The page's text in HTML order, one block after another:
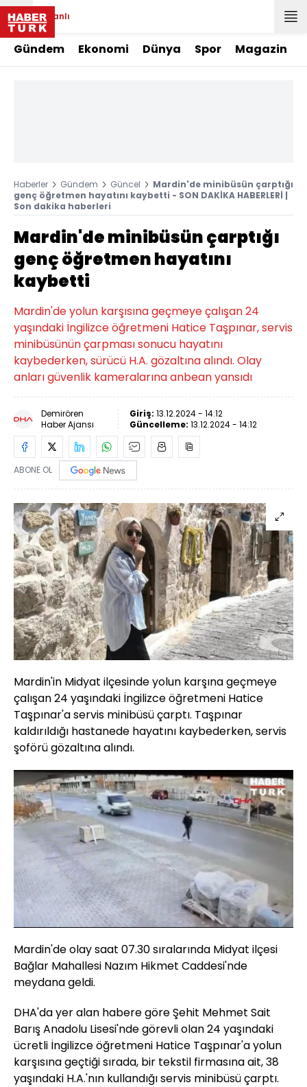
Canlı
Gündem Ekonomi Dünya Spor Magazin
Haberler Gündem Güncel
Mardin'de minibüsün çarptığı
genç öğretmen hayatını kaybetti - SON DAKİKA HABERLERİ |
Son dakika haberleri
Mardin'de minibüsün çarptığı
genç öğretmen hayatını
kaybetti
Mardin'de yolun karşısına geçmeye çalışan 24
yaşındaki İngilizce öğretmeni Hatice Taşpınar, servis
minibüsünün çarpması sonucu hayatını
kaybederken, sürücü H.A. gözaltına alındı. Olay
anları güvenlik kameralarına anbean yansıdı
Demirören
Haber Ajansı
Giriş: 13.12.2024 - 14:12
Güncelleme: 13.12.2024 - 14:12
ABONE OL
Mardin'in Midyat ilçesinde yolun karşına geçmeye
çalışan 24 yaşındaki İngilizce öğretmeni Hatice
Taşpınar'a servis minibüsü çarptı. Taşpınar
kaldırıldığı hastanede hayatını kaybederken, servis
şoförü gözaltına alındı.
Aç
Yüklendi:
44.52%
Oynatma
Hızı
Mardin'de olay saat 07.30 sıralarında Midyat ilçesi
Bağlar Mahallesi Nazım Hikmet Caddesi'nde
meydana geldi.
DHA'da yer alan habere göre Şehit Mehmet Sait
Barış Anadolu Lisesi'nde görevli olan 24 yaşındaki
ücretli İngilizce öğretmeni Hatice Taşpınar'a yolun
karşısına geçtiği sırada, bir tekstil firmasına ait, 38
yaşındaki H.A.'nın kullandığı servis minibüsü çarptı.